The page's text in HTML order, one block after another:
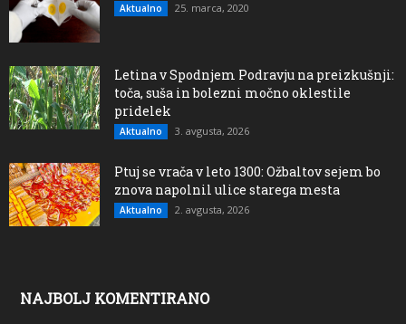
Aktualno 25. marca, 2020
Letina v Spodnjem Podravju na preizkušnji:
toča, suša in bolezni močno oklestile
pridelek
Aktualno 3. avgusta, 2026
Ptuj se vrača v leto 1300: Ožbaltov sejem bo
znova napolnil ulice starega mesta
Aktualno 2. avgusta, 2026
NAJBOLJ KOMENTIRANO